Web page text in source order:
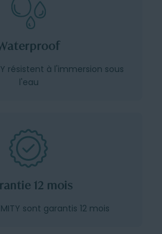
résistent à l'immersion sous
l'eau
12 mois
sont garantis 12 mois